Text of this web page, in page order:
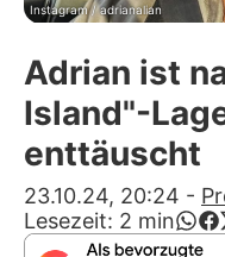
Alle
Instagram / adrianalian
Adrian ist
Island"-
enttäuscht
23.10.24, 20:24 -
Lesezeit: 2 min